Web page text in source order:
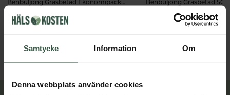
Samtycke Information Om
Denna webbplats använder cookies
Benbuljong Gräsbetad Ekonomipack 2x500g
598 kr
LÄGG I VARUKORGEN
Benbuljong Gräsbetad
Great Essentials
349 kr